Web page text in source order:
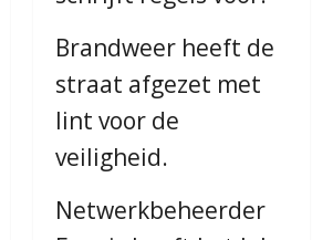
Brandweer heeft de
straat afgezet met
lint voor de
veiligheid.
Netwerkbeheerder